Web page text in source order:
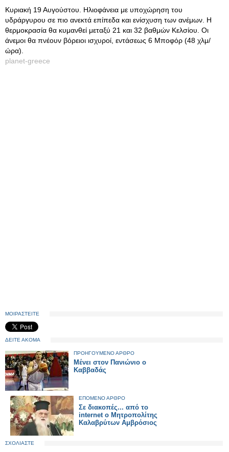
Κυριακή 19 Αυγούστου. Ηλιοφάνεια με υποχώρηση του
υδράργυρου σε πιο ανεκτά επίπεδα και ενίσχυση των ανέμων. Η
θερμοκρασία θα κυμανθεί μεταξύ 21 και 32 βαθμών Κελσίου. Οι
άνεμοι θα πνέουν βόρειοι ισχυροί, εντάσεως 6 Μποφόρ (48 χλμ/
ώρα).
planet-greece
ΜΟΙΡΑΣΤΕΙΤΕ
ΔΕΙΤΕ ΑΚΟΜΑ
ΠΡΟΗΓΟΥΜΕΝΟ ΑΡΘΡΟ
Μένει στον Πανιώνιο ο
Καββαδάς
ΕΠΟΜΕΝΟ ΑΡΘΡΟ
Σε διακοπές... από το
internet o Μητροπολίτης
Καλαβρύτων Αμβρόσιος
ΣΧΟΛΙΑΣΤΕ